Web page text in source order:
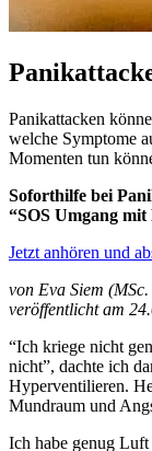
Panikattacken
welche Symptome
Momenten tun
Soforthilfe bei
“SOS Umgang
Jetzt anhören und
von Eva Siem
veröffentlicht am
“Ich kriege nicht
nicht”, dachte ich
Hyperventilieren.
Mundraum und
Ich habe genug